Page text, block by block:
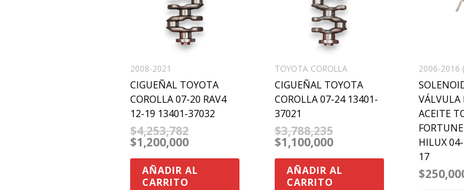
2008-2021
CIGUEÑAL TOYOTA
COROLLA 07-20 RAV4
12-19 13401-37032
$4,253,782
$1,200,000
AÑADIR AL
CARRITO
TOYOTA COROLLA
CIGUEÑAL TOYOTA
COROLLA 07-24 13401-
37021
$3,788,235
$1,100,000
AÑADIR AL
CARRITO
2006-2016
VÁLVULA
ACEITE
HILUX
17
$